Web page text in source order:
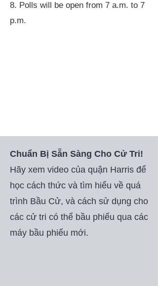
8. Polls will be open from 7 a.m. to 7
p.m.
Chuẩn Bị Sẵn Sàng Cho Cử Tri!
Hãy xem video của quận Harris để
học cách thức và tìm hiểu về quá
trình Bầu Cử, và cách sử dụng cho
các cử tri có thể bầu phiếu qua các
máy bầu phiếu mới.